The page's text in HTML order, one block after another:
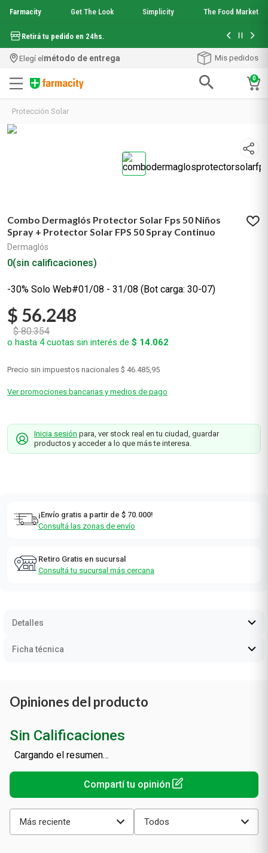
Farmacity Get The Look Simplicity The Food Market
Retirá tu pedido en 24hs. Hasta 6
Elegí elmétodo de entrega Mis pedidos
0
Protección Solar
Combo Dermaglós Protector Solar Fps 50 Niños
Spray + Protector Solar FPS 50 Spray Continuo
Dermaglós
0(sin calificaciones)
-30% Solo Web#01/08 - 31/08 (Bot carga: 30-07)
$ 56.248
$ 80.354
o hasta 4cuotas sin interés de $ 14.062
Precio sin impuestos nacionales $ 46.485,95
Ver promociones bancarias y medios de pago
Inicia sesión para, ver stock real en tu ciudad, guardar
productos y acceder a lo que más te interesa.
¡Envío gratis a partir de $ 70.000!
Consultá las zonas de envío
Retiro Gratis en sucursal
Consultá tu sucursal más cercana
Detalles
Ficha técnica
Opiniones del producto
Sin Calificaciones
Cargando el resumen…
Más reciente Todos
2.
8.nyx
9. get the look
10.uv air